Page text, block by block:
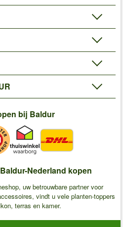
bij Baldur
Nederland kopen
uw betrouwbare partner voor
vindt u vele planten-toppers
terras en kamer.